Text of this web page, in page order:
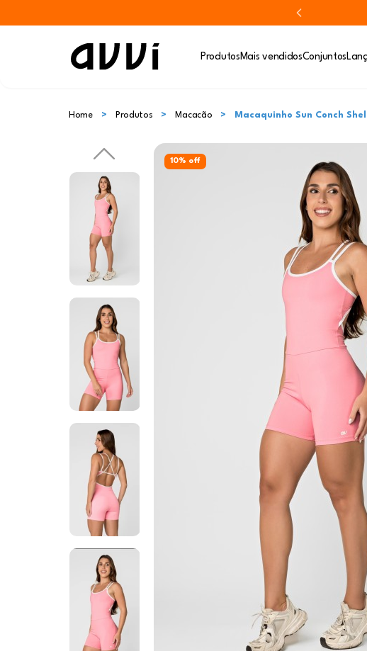
Produtos Mais vendidosConjuntos
Home Produtos Macacão Macaquinho Sun Conch Shell
10% off